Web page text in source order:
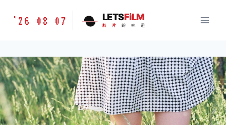
胶
味
道
LETSFILM
'26 08 07 LETSFiLM
胶 片 的 味 道